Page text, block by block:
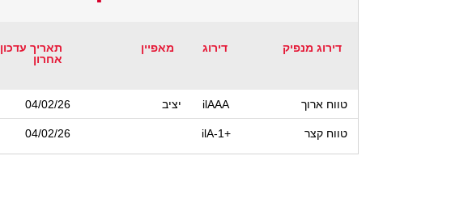
דירוג מנפיק דירוג מאפיין
תאריך עדכון
אחרון
טווח ארוך ilAAA יציב 04/02/26
טווח קצר ilA-1+
04/02/26